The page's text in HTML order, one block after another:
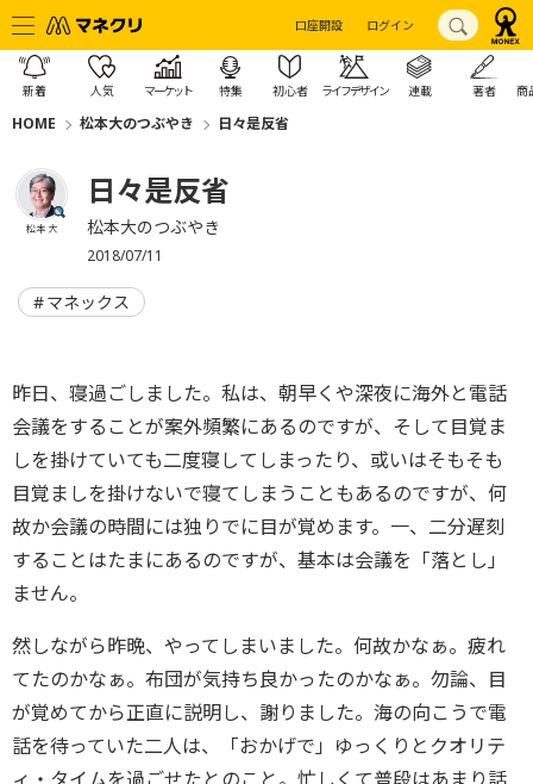
口座開設 ログイン
新着 人気 マーケット 特集 初心者 ライフデザイン 連載 著者 商
HOME 松本大のつぶやき 日々是反省
松本 大
日々是反省
松本大のつぶやき
2018/07/11
マネックス
昨日、寝過ごしました。私は、朝早くや深夜に海外と電話
会議をすることが案外頻繁にあるのですが、そして目覚ま
しを掛けていても二度寝してしまったり、或いはそもそも
目覚ましを掛けないで寝てしまうこともあるのですが、何
故か会議の時間には独りでに目が覚めます。一、二分遅刻
することはたまにあるのですが、基本は会議を「落とし」
ません。
然しながら昨晩、やってしまいました。何故かなぁ。疲れ
てたのかなぁ。布団が気持ち良かったのかなぁ。勿論、目
が覚めてから正直に説明し、謝りました。海の向こうで電
話を待っていた二人は、「おかげで」ゆっくりとクオリテ